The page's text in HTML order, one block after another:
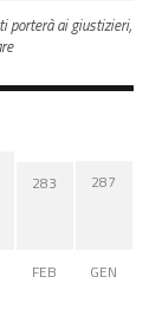
porterà ai giustizieri,
283
FEB
287
GEN